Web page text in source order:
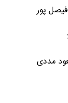
پور
مددی